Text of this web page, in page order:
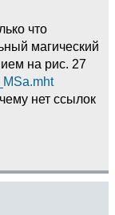
что
магический
на рис. 27
нет ссылок